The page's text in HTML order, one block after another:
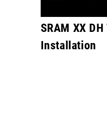
SRAM XX
Installation